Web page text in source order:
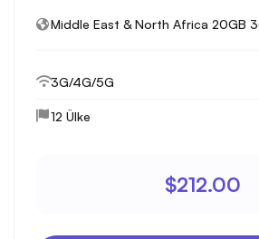
Middle East & North Africa 20GB
3G/4G/5G
12 Ülke
$212.00